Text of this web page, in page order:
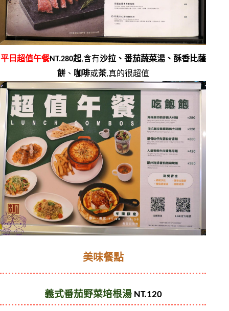
平日超值午餐NT.280起,含有沙拉、番茄蔬菜湯、酥香比薩
餅、 咖啡或茶,真的很超值
美味餐點
義式番茄野菜培根湯 NT.120